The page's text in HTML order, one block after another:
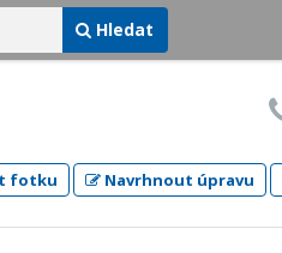
Hledat
fotku Navrhnout úpravu